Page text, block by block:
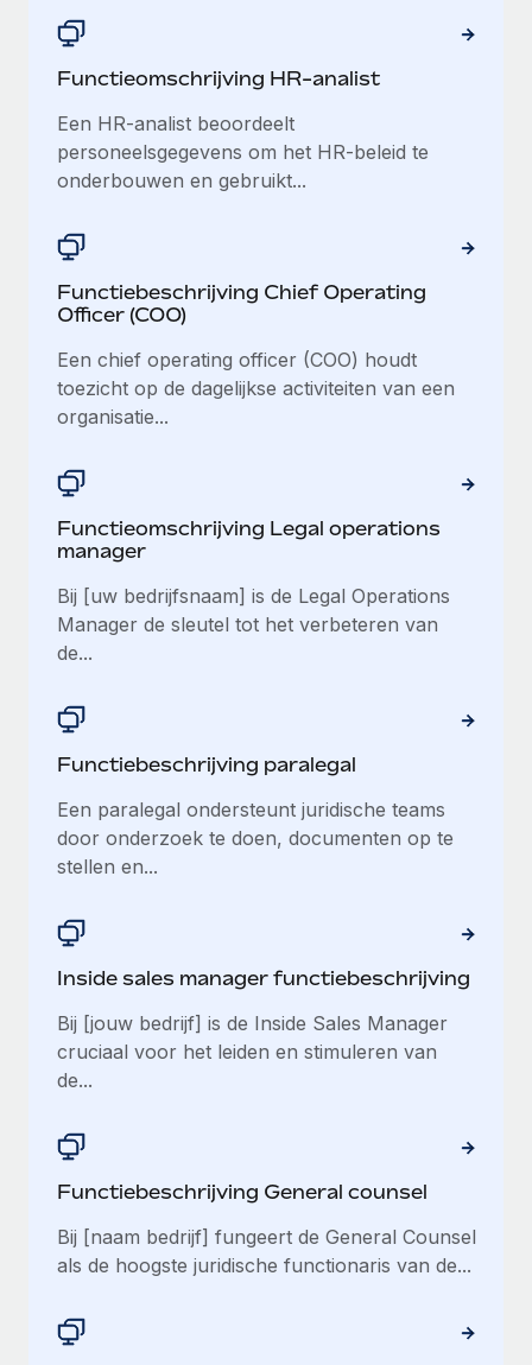
Functieomschrijving HR-analist
Een HR-analist beoordeelt
personeelsgegevens om het HR-beleid te
onderbouwen en gebruikt...
Functiebeschrijving Chief Operating
Officer (COO)
Een chief operating officer (COO) houdt
toezicht op de dagelijkse activiteiten van een
organisatie...
Functieomschrijving Legal operations
manager
Bij [uw bedrijfsnaam] is de Legal Operations
Manager de sleutel tot het verbeteren van
de...
Functiebeschrijving paralegal
Een paralegal ondersteunt juridische teams
door onderzoek te doen, documenten op te
stellen en...
Inside sales manager functiebeschrijving
Bij [jouw bedrijf] is de Inside Sales Manager
cruciaal voor het leiden en stimuleren van
de...
Functiebeschrijving General counsel
Bij [naam bedrijf] fungeert de General Counsel
als de hoogste juridische functionaris van de...